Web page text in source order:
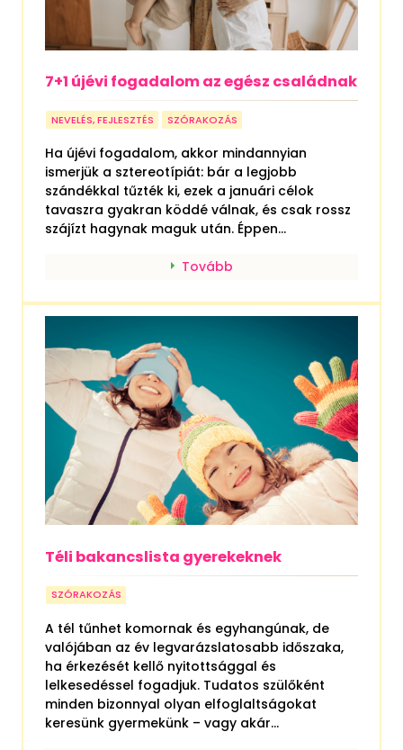
7+1 újévi fogadalom az egész családnak
NEVELÉS, FEJLESZTÉS SZÓRAKOZÁS
Ha újévi fogadalom, akkor mindannyian
ismerjük a sztereotípiát: bár a legjobb
szándékkal tűzték ki, ezek a januári célok
tavaszra gyakran köddé válnak, és csak rossz
szájízt hagynak maguk után. Éppen...
Tovább
Téli bakancslista gyerekeknek
SZÓRAKOZÁS
A tél tűnhet komornak és egyhangúnak, de
valójában az év legvarázslatosabb időszaka,
ha érkezését kellő nyitottsággal és
lelkesedéssel fogadjuk. Tudatos szülőként
minden bizonnyal olyan elfoglaltságokat
keresünk gyermekünk – vagy akár...